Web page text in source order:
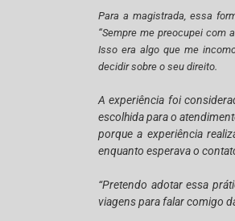
Para a magistrada, essa
“Sempre me preocupei com
Isso era algo que me
decidir sobre o seu direito.
A experiência foi
escolhida para o
porque a experiência
enquanto esperava o
“Pretendo adotar essa
viagens para falar comigo